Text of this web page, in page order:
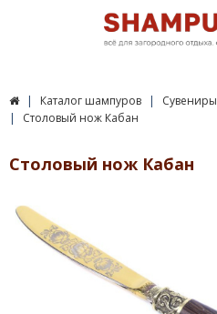
Каталог шампуров Сувениры
Столовый нож Кабан
Столовый нож Кабан